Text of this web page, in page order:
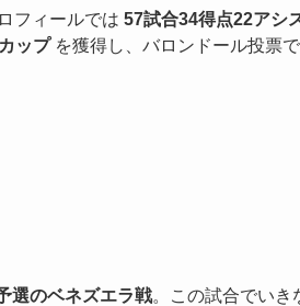
フィールでは 57試合34得点22アシ
ップを獲得し、バロンドール投票で
選のベネズエラ戦。この試合でいき